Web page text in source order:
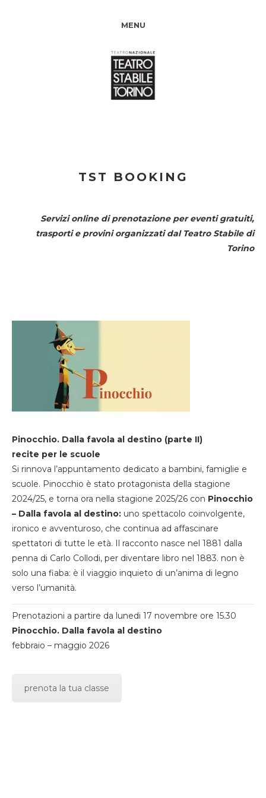
MENU
TST BOOKING
Servizi online di prenotazione per eventi gratuiti,
trasporti e provini organizzati dal Teatro Stabile di
Torino
Pinocchio. Dalla favola al destino (parte II)
recite per le scuole
Si rinnova l’appuntamento dedicato a bambini, famiglie e
scuole. Pinocchio è stato protagonista della stagione
2024/25, e torna ora nella stagione 2025/26 con Pinocchio
– Dalla favola al destino: uno spettacolo coinvolgente,
ironico e avventuroso, che continua ad affascinare
spettatori di tutte le età. Il racconto nasce nel 1881 dalla
penna di Carlo Collodi, per diventare libro nel 1883. non è
solo una fiaba: è il viaggio inquieto di un’anima di legno
verso l’umanità.
Prenotazioni a partire da lunedi 17 novembre ore 15.30
Pinocchio. Dalla favola al destino
febbraio – maggio 2026
prenota la tua classe